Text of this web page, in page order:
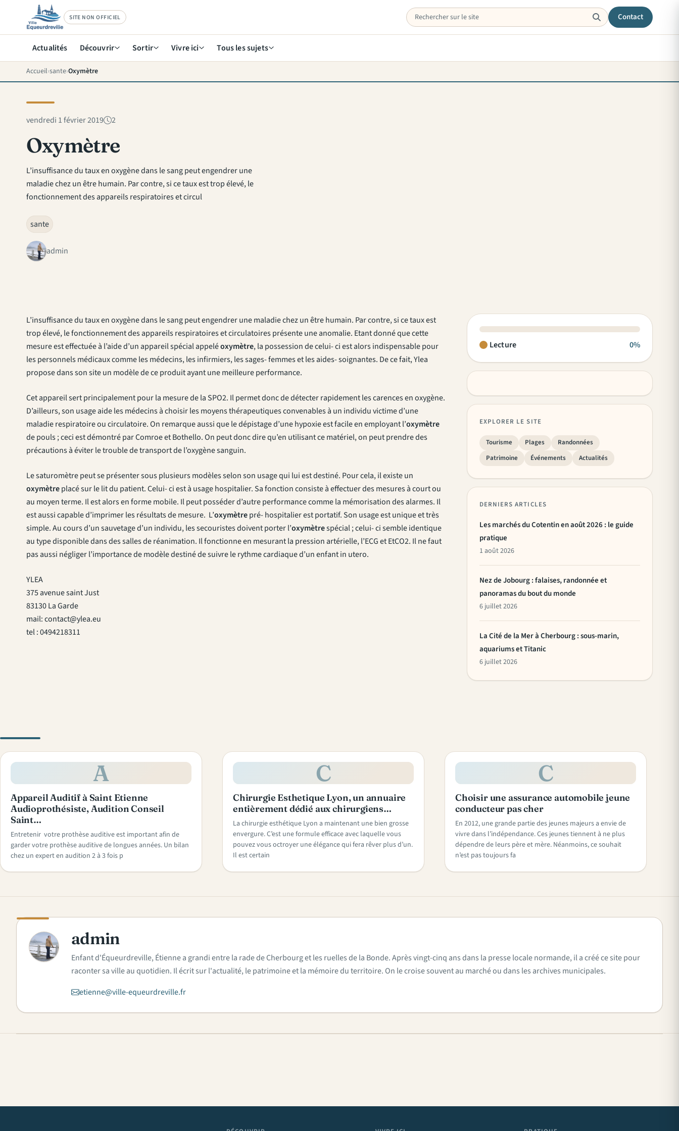
SITE NON OFFICIEL Contact
Actualités Découvrir Sortir Vivre ici Tous les sujets
Accueil sante Oxymètre
vendredi 1 février 2019 2
Oxymètre
L’insuffisance du taux en oxygène dans le sang peut engendrer une
maladie chez un être humain. Par contre, si ce taux est trop élevé, le
fonctionnement des appareils respiratoires et circul
sante
admin
L’insuffisance du taux en oxygène dans le sang peut engendrer une maladie chez un être humain. Par contre, si ce taux est
trop élevé, le fonctionnement des appareils respiratoires et circulatoires présente une anomalie. Etant donné que cette
mesure est effectuée à l’aide d’un appareil spécial appeléoxymètre, la possession de celui- ci est alors indispensable pour
les personnels médicaux comme les médecins, les infirmiers, les sages- femmes et les aides- soignantes. De ce fait, Ylea
propose dans son site un modèle de ce produit ayant une meilleure performance.
Cet appareil sert principalement pour la mesure de la SPO2. Il permet donc de détecter rapidement les carences en oxygène.
D’ailleurs, son usage aide les médecins à choisir les moyens thérapeutiques convenables à un individu victime d’une
maladie respiratoire ou circulatoire. On remarque aussi que le dépistage d’une hypoxie est facile en employant l’oxymètre
de pouls ; ceci est démontré par Comroe et Bothello. On peut donc dire qu’en utilisant ce matériel, on peut prendre des
précautions à éviter le trouble de transport de l’oxygène sanguin.
Le saturomètre peut se présenter sous plusieurs modèles selon son usage qui lui est destiné. Pour cela, il existe un
oxymètreplacé sur le lit du patient. Celui- ci est à usage hospitalier. Sa fonction consiste à effectuer des mesures à court ou
au moyen terme. Il est alors en forme mobile. Il peut posséder d’autre performance comme la mémorisation des alarmes. Il
est aussi capable d’imprimer les résultats de mesure. L’oxymètrepré- hospitalier est portatif. Son usage est unique et très
simple. Au cours d’un sauvetage d’un individu, les secouristes doivent porter l’oxymètrespécial ; celui- ci semble identique
au type disponible dans des salles de réanimation. Il fonctionne en mesurant la pression artérielle, l’ECG et EtCO2. Il ne faut
pas aussi négliger l’importance de modèle destiné de suivre le rythme cardiaque d’un enfant in utero.
YLEA
375 avenue saint Just
83130 La Garde
mail:contact@ylea.eu
tel : 0494218311
Lecture 0%
EXPLORER LE SITE
Tourisme Plages
Randonnées
Patrimoine
Événements Actualités
DERNIERS ARTICLES
Les marchés du Cotentin en août 2026 : le guide
pratique
1 août 2026
Nez de Jobourg : falaises, randonnée et
panoramas du bout du monde
6 juillet 2026
La Cité de la Mer à Cherbourg : sous-marin,
aquariums et Titanic
6 juillet 2026
A
Appareil Auditif à Saint Etienne
Audioprothésiste, Audition Conseil
Saint…
Entretenir votre prothèse auditive est important afin de
garder votre prothèse auditive de longues années. Un bilan
chez un expert en audition 2 à 3 fois p
C
Chirurgie Esthetique Lyon, un annuaire
entièrement dédié aux chirurgiens…
La chirurgie esthétique Lyon a maintenant une bien grosse
envergure. C’est une formule efficace avec laquelle vous
pouvez vous octroyer une élégance qui fera rêver plus d’un.
Il est certain
C
Choisir une assurance automobile jeune
conducteur pas cher
En 2012, une grande partie des jeunes majeurs a envie de
vivre dans l’indépendance. Ces jeunes tiennent à ne plus
dépendre de leurs père et mère. Néanmoins, ce souhait
n’est pas toujours fa
A admin
Enfant d'Équeurdreville, Étienne a grandi entre la rade de Cherbourg et les ruelles de la Bonde. Après vingt-cinq ans dans la presse locale normande, il a créé ce site pour
raconter sa ville au quotidien. Il écrit sur l'actualité, le patrimoine et la mémoire du territoire. On le croise souvent au marché ou dans les archives municipales.
etienne@ville-equeurdreville.fr